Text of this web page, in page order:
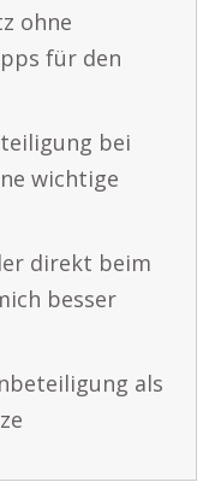
ohne
für den
bei
wichtige
direkt beim
besser
als